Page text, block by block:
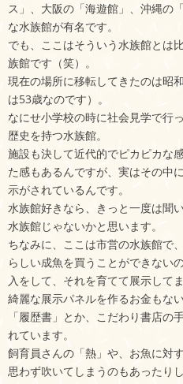
ス」、大阪の「海遊館」、沖縄の
な水族館が有名です。
でも、ここはそういう水族館とは
族館です（笑）。
現在の場所に移転してきたのは昭
は53歳なのです）。
なにせ小学校の時に社会見学で行
歴史を持つ水族館。
施設も決して近代的でピカピカな
た感もあるんですが、実はその中
示がされているんです。
水族館好きなら、きっと一度は聞
水族館じゃないかと思います。
ちなみに、ここは市営の水族館で
らしい成魚を買うことができない
入をして、それを育てて展示してま
綺麗な展示パネルを作るお金もな
「履歴書」とか、こだわり書店の
れています。
飼育員さんの「熱」や、お魚に対
思わず吹いてしまうのもあったりし